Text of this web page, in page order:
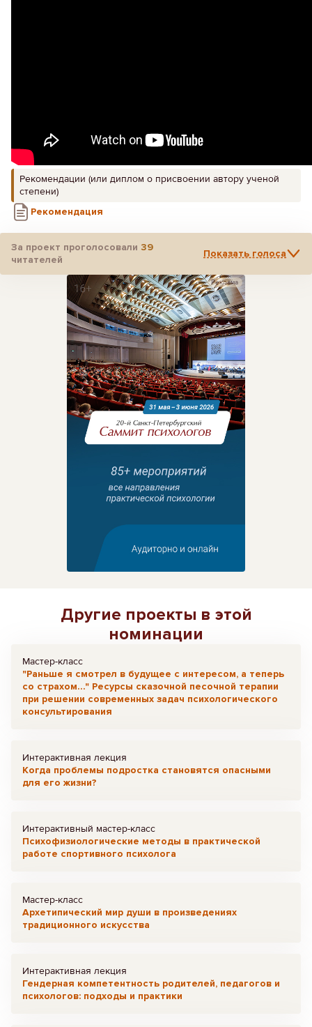
Рекомендации (или диплом о присвоении автору ученой
степени)
Рекомендация
За проект проголосовали 39
читателей
Показать голоса
Реклама
Другие проекты в этой
номинации
Мастер-класс
"Раньше я смотрел в будущее с интересом, а теперь
со страхом..." Ресурсы сказочной песочной терапии
при решении современных задач психологического
консультирования
Интерактивная лекция
Когда проблемы подростка становятся опасными
для его жизни?
Интерактивный мастер-класс
Психофизиологические методы в практической
работе спортивного психолога
Мастер-класс
Архетипический мир души в произведениях
традиционного искусства
Интерактивная лекция
Гендерная компетентность родителей, педагогов и
психологов: подходы и практики